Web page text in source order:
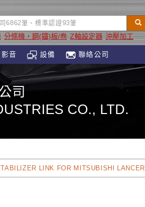
分條機，鋼(鐵)板/卷 Z軸設定器 沖壓加工
影音 設備 聯絡公司
司
CO., LTD.
LINK FOR MITSUBISHI LANCER